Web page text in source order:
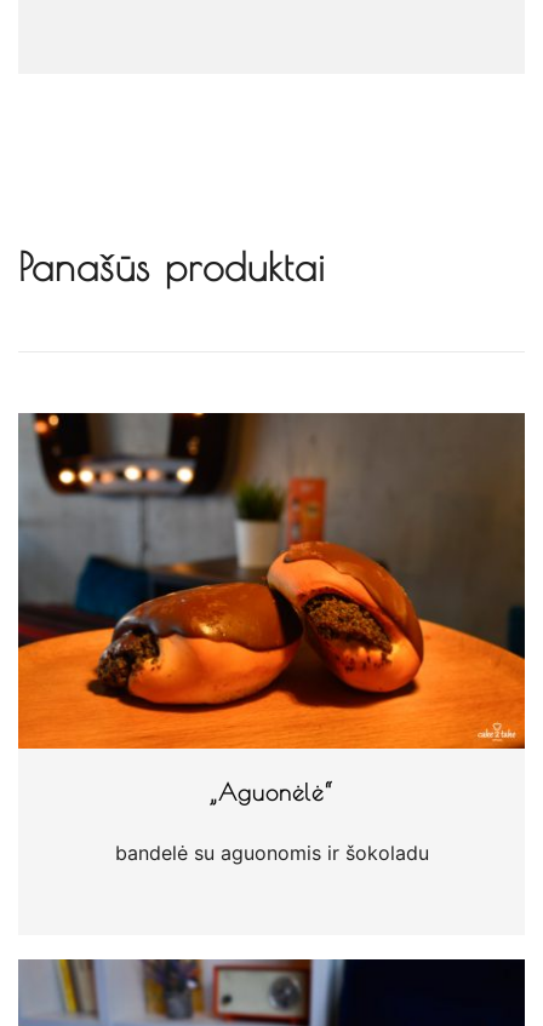
Panašūs produktai
„Aguonėlė“
bandelė su aguonomis ir šokoladu